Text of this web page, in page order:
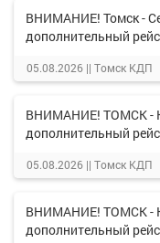
ВНИМАНИЕ! Томск -
дополнительный
05.08.2026 || Томск КДП
ВНИМАНИЕ! ТОМСК -
дополнительный
05.08.2026 || Томск КДП
ВНИМАНИЕ! ТОМСК -
дополнительный